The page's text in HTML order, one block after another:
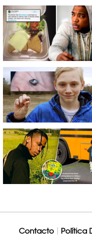
Contacto Política